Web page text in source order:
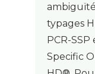
typages
PCR-
Specific